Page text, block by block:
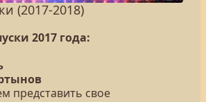
(2017-2018)
2017 года:
представить свое